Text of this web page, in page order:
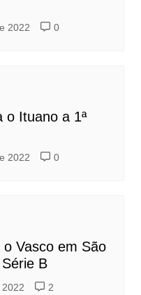
2022 0
o Ituano a 1ª
2022 0
Vasco em São
B
2